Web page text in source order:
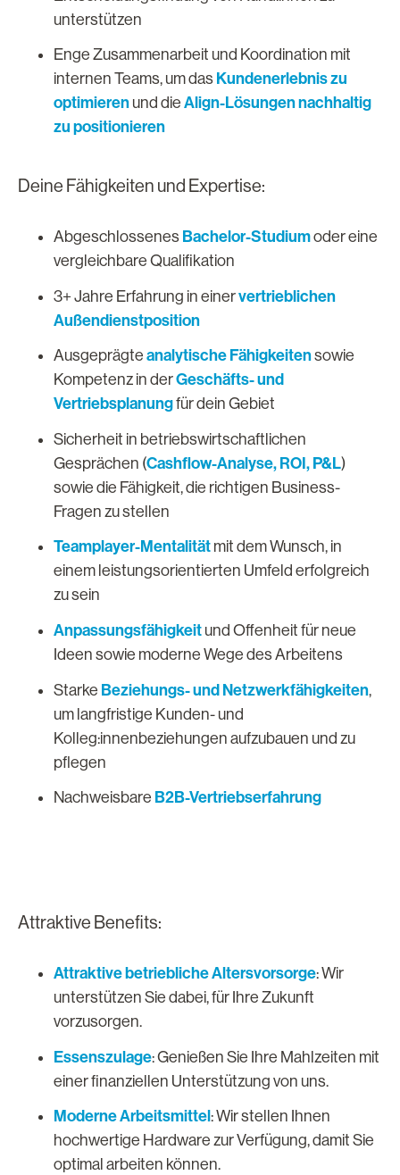
unterstützen
Enge Zusammenarbeit und Koordination mit
internen Teams, um das Kundenerlebnis zu
optimieren und die Align-Lösungen nachhaltig
zu positionieren
Deine Fähigkeiten und Expertise:
Abgeschlossenes Bachelor-Studiumoder eine
vergleichbare Qualifikation
3+ Jahre Erfahrung in einervertrieblichen
Außendienstposition
Ausgeprägte analytische Fähigkeitensowie
Kompetenz in derGeschäfts- und
Vertriebsplanungfür dein Gebiet
Sicherheit in betriebswirtschaftlichen
Gesprächen (Cashflow-Analyse, ROI, P&L)
sowie die Fähigkeit, die richtigen Business-
Fragen zu stellen
Teamplayer-Mentalität mit dem Wunsch, in
einem leistungsorientierten Umfeld erfolgreich
zu sein
Anpassungsfähigkeit und Offenheit für neue
Ideen sowie moderne Wege des Arbeitens
Starke Beziehungs- und Netzwerkfähigkeiten,
um langfristige Kunden- und
Kolleg:innenbeziehungen aufzubauen und zu
pflegen
Nachweisbare B2B-Vertriebserfahrung
Attraktive Benefits:
Attraktive betriebliche Altersvorsorge: Wir
unterstützen Sie dabei, für Ihre Zukunft
vorzusorgen.
Essenszulage: Genießen Sie Ihre Mahlzeiten mit
einer finanziellen Unterstützung von uns.
Moderne Arbeitsmittel: Wir stellen Ihnen
hochwertige Hardware zur Verfügung, damit Sie
optimal arbeiten können.